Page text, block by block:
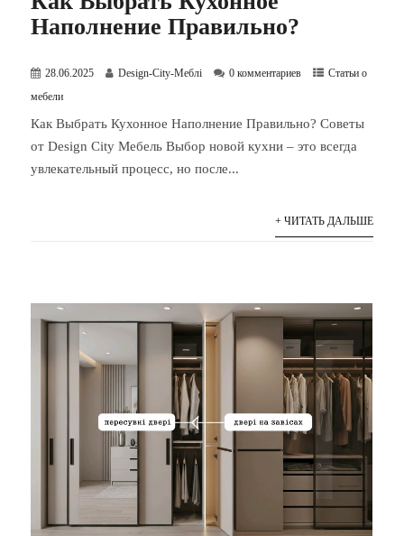
Наполнение Правильно?
28.06.2025 Design-City-Меблі 0 комментариев
Статьи о
мебели
Как Выбрать Кухонное Наполнение Правильно? Советы
от Design City Мебель Выбор новой кухни – это всегда
увлекательный процесс, но после...
+ ЧИТАТЬ ДАЛЬШЕ